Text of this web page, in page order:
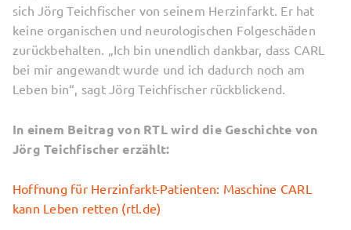
sich Jörg Teichfischer von seinem Herzinfarkt. Er hat
keine organischen und neurologischen Folgeschäden
zurückbehalten. „Ich bin unendlich dankbar, dass CARL
bei mir angewandt wurde und ich dadurch noch am
Leben bin“, sagt Jörg Teichfischer rückblickend.
In einem Beitrag von RTL wird die Geschichte von
Jörg Teichfischer erzählt:
Hoffnung für Herzinfarkt-Patienten: Maschine CARL
kann Leben retten (rtl.de)